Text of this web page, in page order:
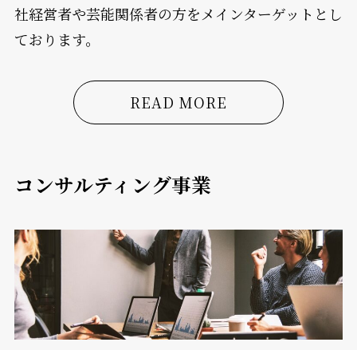
社経営者や芸能関係者の方をメインターゲットとし
ております。
READ MORE
コンサルティング事業